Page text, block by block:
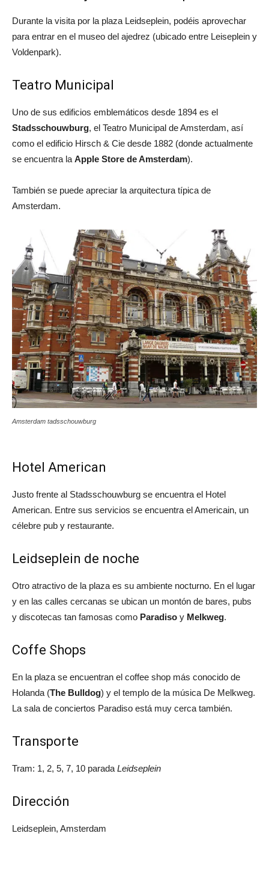
Durante la visita por la plaza Leidseplein, podéis aprovechar
para entrar en el museo del ajedrez (ubicado entre Leiseplein y
Voldenpark).
Teatro Municipal
Uno de sus edificios emblemáticos desde 1894 es el
Stadsschouwburg, el Teatro Municipal de Amsterdam, así
como el edificio Hirsch & Cie desde 1882 (donde actualmente
se encuentra la Apple Store de Amsterdam).
También se puede apreciar la arquitectura típica de
Amsterdam.
Amsterdam tadsschouwburg
Hotel American
Justo frente al Stadsschouwburg se encuentra el Hotel
American. Entre sus servicios se encuentra el Americain, un
célebre pub y restaurante.
Leidseplein de noche
Otro atractivo de la plaza es su ambiente nocturno. En el lugar
y en las calles cercanas se ubican un montón de bares, pubs
y discotecas tan famosas como Paradiso y Melkweg.
Coffe Shops
En la plaza se encuentran el coffee shop más conocido de
Holanda (The Bulldog) y el templo de la música De Melkweg.
La sala de conciertos Paradiso está muy cerca también.
Transporte
Tram: 1, 2, 5, 7, 10 parada Leidseplein
Dirección
Leidseplein, Amsterdam